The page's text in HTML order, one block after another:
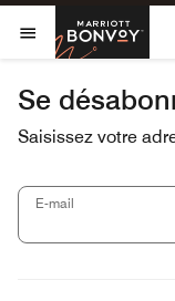
Skip to Content
Ouvrir le menu
Se
Saisissez votre
E-mail